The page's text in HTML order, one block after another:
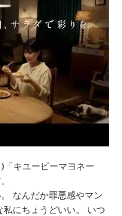
「キユーピーマヨネー
なんだか罪悪感やマン
にちょうどいい。 いつ